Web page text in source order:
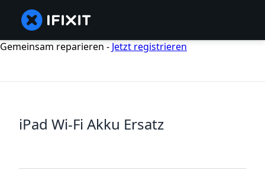
Gemeinsam reparieren - Jetzt registrieren
iPad Wi-Fi Akku Ersatz